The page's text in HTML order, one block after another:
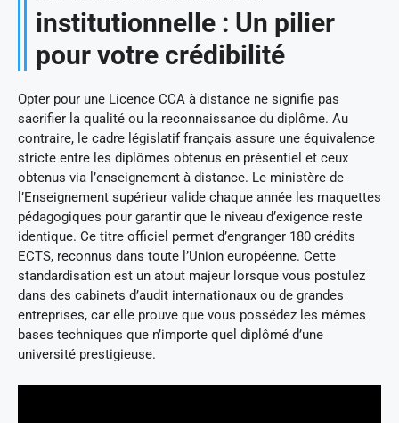
institutionnelle : Un pilier
pour votre crédibilité
Opter pour une Licence CCA à distance ne signifie pas
sacrifier la qualité ou la reconnaissance du diplôme. Au
contraire, le cadre législatif français assure une équivalence
stricte entre les diplômes obtenus en présentiel et ceux
obtenus via l’enseignement à distance. Le ministère de
l’Enseignement supérieur valide chaque année les maquettes
pédagogiques pour garantir que le niveau d’exigence reste
identique. Ce titre officiel permet d’engranger 180 crédits
ECTS, reconnus dans toute l’Union européenne. Cette
standardisation est un atout majeur lorsque vous postulez
dans des cabinets d’audit internationaux ou de grandes
entreprises, car elle prouve que vous possédez les mêmes
bases techniques que n’importe quel diplômé d’une
université prestigieuse.